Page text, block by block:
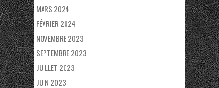
MARS 2024
FÉVRIER 2024
NOVEMBRE 2023
SEPTEMBRE 2023
JUILLET 2023
JUIN 2023